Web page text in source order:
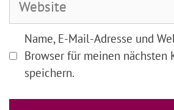
Name, E-Mail-Adresse und
Browser für meinen nächsten
speichern.